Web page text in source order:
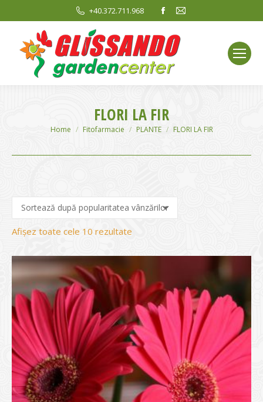
+40.372.711.968
Facebook
opens
in
new
window
Mail
window
FLORI LA FIR
You are here:
Home Fitofarmacie PLANTE FLORI LA FIR
Afișez toate cele 10 rezultate
evaluarea
medie